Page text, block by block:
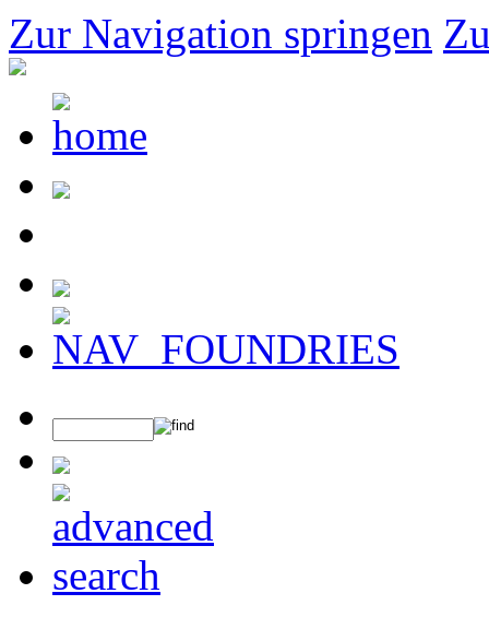
Zur Navigation springen